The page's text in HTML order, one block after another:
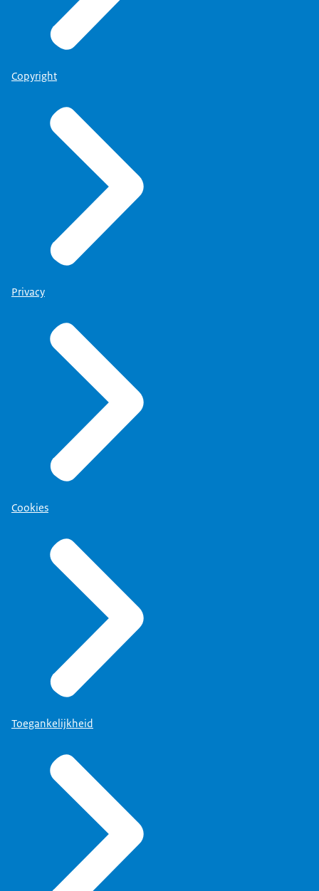
Copyright
Privacy
Cookies
Toegankelijkheid